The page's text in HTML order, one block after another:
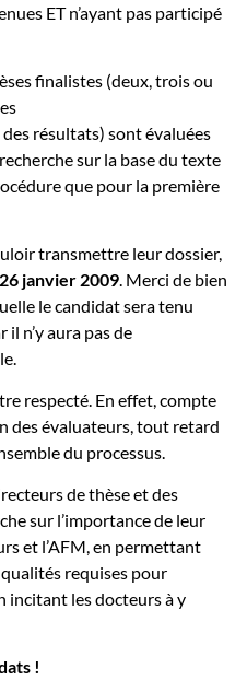
ET n’ayant pas participé
finalistes (deux, trois ou
résultats) sont évaluées
sur la base du texte
que pour la première
transmettre leur dossier,
janvier 2009. Merci de bien
le candidat sera tenu
n’y aura pas de
respecté. En effet, compte
des évaluateurs, tout retard
du processus.
de thèse et des
sur l’importance de leur
et l’AFM, en permettant
requises pour
incitant les docteurs à y
!